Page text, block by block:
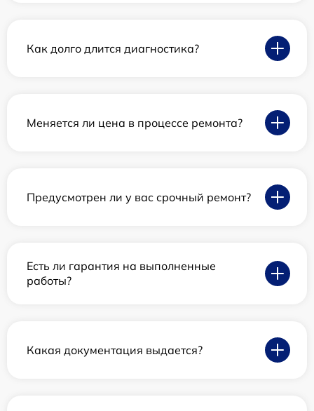
Как долго длится диагностика?
Меняется ли цена в процессе ремонта?
Предусмотрен ли у вас срочный ремонт?
Есть ли гарантия на выполненные
работы?
Какая документация выдается?